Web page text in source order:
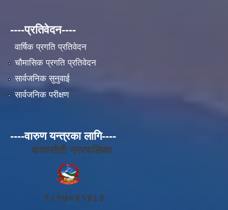
----प्रतिवेदन----
वार्षिक प्रगति प्रतिवेदन
चौमासिक प्रगति प्रतिवेदन
सार्वजनिक सुनुवाई
सार्वजनिक परीक्षण
----वारुण यन्त्रका लागि----
कावासोती नगरपालिका
९८५७०४१४८४